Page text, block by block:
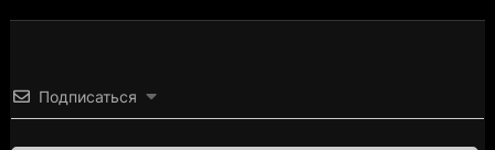
Подписаться